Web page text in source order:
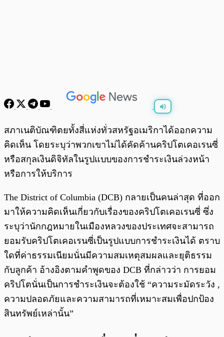
พร้อมเล่น 0:00
สภาเนติบัณฑิตยทั้งสี่แห่งทั่วสหรัฐอเมริกาได้ออกความ
คิดเห็น โดยระบุว่าพวกเขาไม่ได้คัดค้านคริปโตเคอเรนซี่
หรือสกุลเงินดิจิทัลในรูปแบบของการชำระเงินล่วงหน้า
หรือการให้บริการ
The District of Columbia (DCB) กลายเป็นคนล่าสุด ที่ออก
มาให้ความคิดเห็นเกี่ยวกับเรื่องของคริปโตเคอเรนซี่ ซึ่ง
ระบุว่านักกฎหมายในเมืองหลวงของประเทศจะสามารถ
ยอมรับคริปโตเคอเรนซี่เป็นรูปแบบการชำระเงินได้ ตราบ
ใดที่ค่าธรรมเนียมนั่นมีความสมเหตุสมผลและยุติธรรม
กับลูกค้า อ้างอิงตามคำพูดของ DCB ที่กล่าวว่า การยอม
คริปโตนั่นเป็นการชำระเงินจะต้องใช้ “ความระมัดระวัง ,
ความปลอดภัยและความสามารถที่เหมาะสมเพื่อปกป้อง
สินทรัพย์เหล่านั้น”